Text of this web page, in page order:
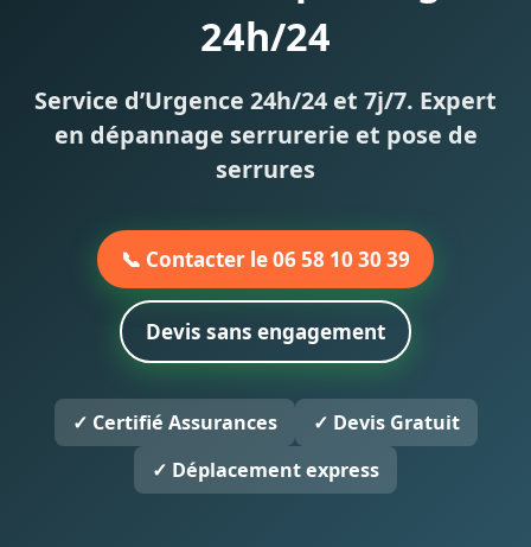
24h/24
Service d’Urgence 24h/24 et 7j/7. Expert
en dépannage serrurerie et pose de
serrures
📞 Contacter le 06 58 10 30 39
Devis sans engagement
✓ Certifié Assurances
✓ Devis Gratuit
✓ Déplacement express